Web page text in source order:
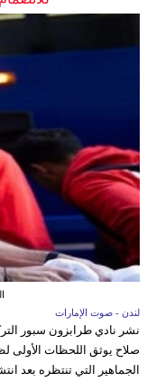
لندن - صوت الإمارات
نشر نادي طرابزون سبور
صلاح يوثق اللحظات الأولى
الجماهير التي تنتظره بعد